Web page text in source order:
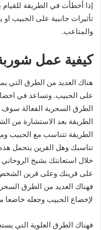
إذا أخطأت في الطريقة
تأثيرات جانبية على الحبيب
والمتاعب.
كيفية عمل
هناك العديد من الطرق التي
على الحبيب. وتساعد في
الطرق السحرية الفعالة سوف
الطريقة بعد الاستشارة من
الطريقة تتناسب مع الحبيب
تناسبك وهل القرين يتحمل
خلال استعانتك بشيخ
على قرينك وعلى قرين الشخص
فهناك العديد من الطرق
لإخضاع الحبيب وجعله خاضعا
فهناك الطرق العلوية التي